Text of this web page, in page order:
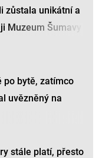
zůstala unikátní a
Muzeum Šumavy
po bytě, zatímco
uvězněný na
stále platí, přesto